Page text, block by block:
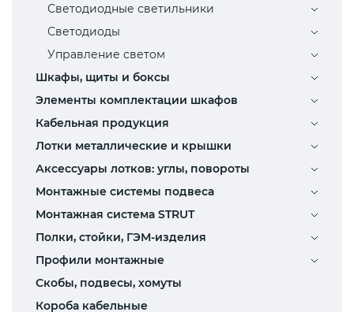
Светодиодные светильники
Светодиоды
Управление светом
Шкафы, щиты и боксы
Элементы комплектации шкафов
Кабельная продукция
Лотки металлические и крышки
Аксессуары лотков: углы, повороты
Монтажные системы подвеса
Монтажная система STRUT
Полки, стойки, ГЭМ-изделия
Профили монтажные
Скобы, подвесы, хомуты
Короба кабельные